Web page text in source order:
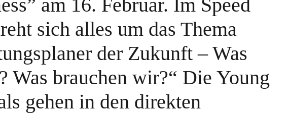
am 16. Februar. Im Speed
sich alles um das Thema
der Zukunft – Was
Was brauchen wir?“ Die Young
gehen in den direkten